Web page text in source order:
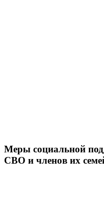
Меры социальной
СВО и членов их